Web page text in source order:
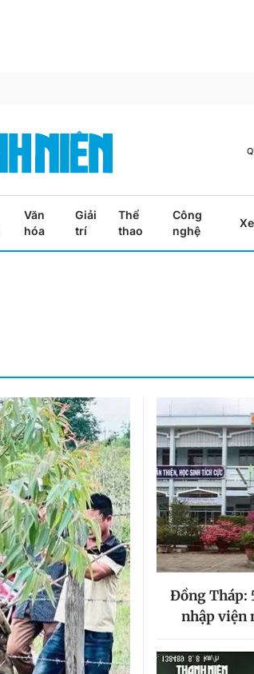
Văn
hóa
Giải
trí
Thể
thao
Công
nghệ
Xe
Đồng Tháp:
nhập viện